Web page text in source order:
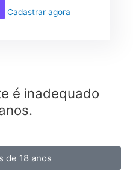
Cadastrar agora
é inadequado
de 18 anos